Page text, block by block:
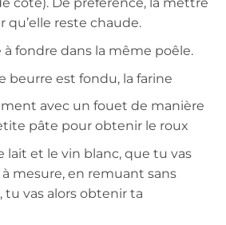
côté). De préférence, la mettre
qu’elle reste chaude.
fondre dans la même poêle.
beurre est fondu, la farine
avec un fouet de manière
pâte pour obtenir le roux
lait et le vin blanc, que tu vas
mesure, en remuant sans
tu vas alors obtenir ta